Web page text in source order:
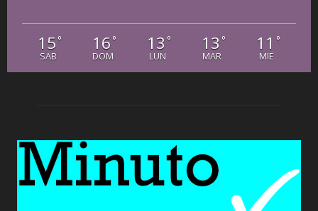
15 °
SAB
16 °
DOM
13 °
LUN
13 °
MAR
11 °
MIE